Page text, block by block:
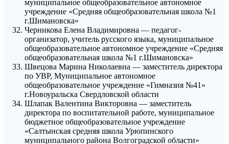
муниципальное общеобразовательное автономное
учреждение «Средняя общеобразовательная школа №1
г.Шимановска»
Черникова Елена Владимировна — педагог-
организатор, учитель русского языка, муниципальное
общеобразовательное автономное учреждение «Средняя
общеобразовательная школа №1 г.Шимановска»
Швецова Марина Николаевна — заместитель директора
по УВР, Муниципальное автономное
общеобразовательное учреждение «Гимназия №41»
г.Новоуральска Свердловской области
Шлапак Валентина Викторовна — заместитель
директора по воспитательной работе, муниципальное
бюджетное общеобразовательное учреждение
«Салтынская средняя школа Урюпинского
муниципального района Волгоградской области»